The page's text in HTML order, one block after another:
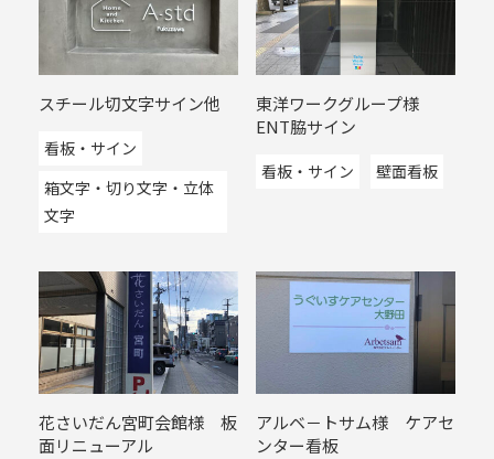
スチール切文字サイン他
看板・サイン
箱文字・切り文字・立体
文字
東洋ワークグループ様
ENT脇サイン
看板・サイン 壁面看板
花さいだん宮町会館様 板
面リニューアル
アルベ－トサム様 ケアセ
ンター看板